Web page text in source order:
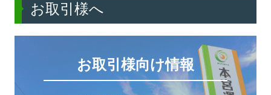
お取引様へ
お取引様向け情報